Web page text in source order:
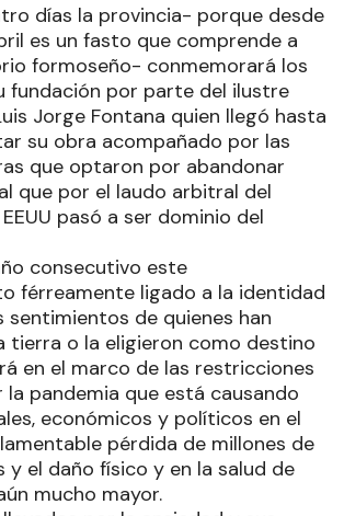
días la provincia- porque desde
es un fasto que comprende a
formoseño- conmemorará los
fundación por parte del ilustre
Jorge Fontana quien llegó hasta
su obra acompañado por las
que optaron por abandonar
que por el laudo arbitral del
pasó a ser dominio del
consecutivo este
férreamente ligado a la identidad
sentimientos de quienes han
tierra o la eligieron como destino
en el marco de las restricciones
pandemia que está causando
económicos y políticos en el
pérdida de millones de
y el daño físico y en la salud de
mucho mayor.